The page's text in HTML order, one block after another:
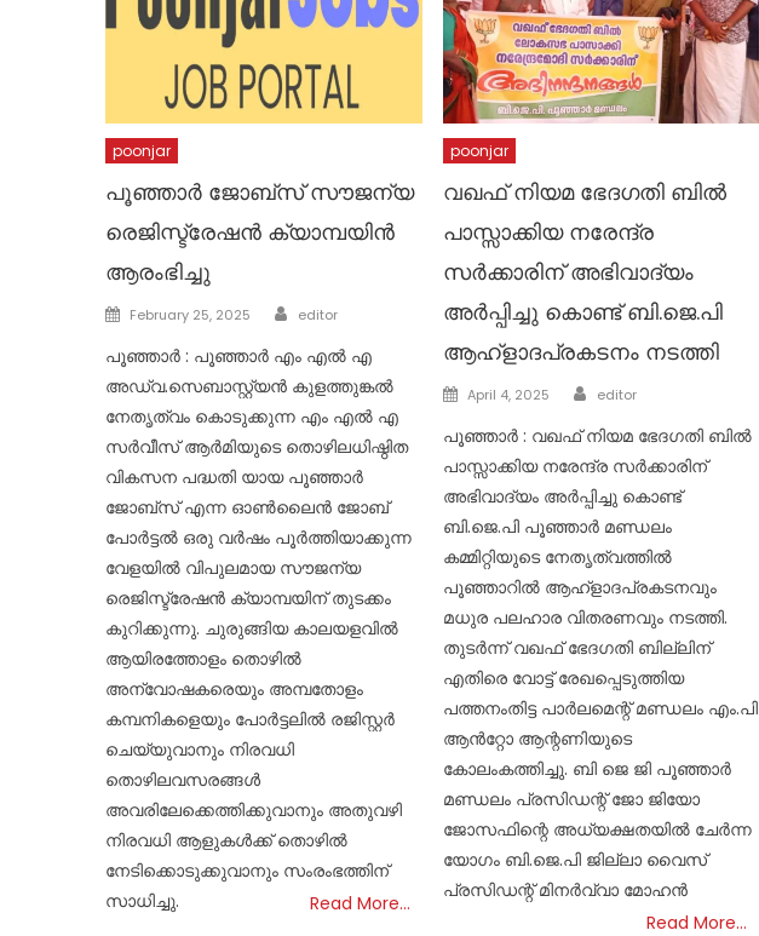
poonjar
പൂഞ്ഞാർ ജോബ്സ് സൗജന്യ
രെജിസ്ട്രേഷൻ ക്യാമ്പയിൻ
ആരംഭിച്ചു
Posted
February 25, 2025 Author
editor
പൂഞ്ഞാർ : പൂഞ്ഞാർ എം എൽ എ
അഡ്വ.സെബാസ്റ്റ്യൻ കുളത്തുങ്കൽ
നേതൃത്വം കൊടുക്കുന്ന എം എൽ എ
സർവീസ് ആർമിയുടെ തൊഴിലധിഷ്ഠിത
വികസന പദ്ധതി യായ പൂഞ്ഞാർ
ജോബ്സ് എന്ന ഓൺലൈൻ ജോബ്
പോർട്ടൽ ഒരു വർഷം പൂർത്തിയാക്കുന്ന
വേളയിൽ വിപുലമായ സൗജന്യ
രെജിസ്ട്രേഷൻ ക്യാമ്പയിന് തുടക്കം
കുറിക്കുന്നു. ചുരുങ്ങിയ കാലയളവിൽ
ആയിരത്തോളം തൊഴിൽ
അന്വോഷകരെയും അമ്പതോളം
കമ്പനികളെയും പോർട്ടലിൽ രജിസ്റ്റർ
ചെയ്യുവാനും നിരവധി
തൊഴിലവസരങ്ങൾ
അവരിലേക്കെത്തിക്കുവാനും അതുവഴി
നിരവധി ആളുകൾക്ക് തൊഴിൽ
നേടിക്കൊടുക്കുവാനും സംരംഭത്തിന്
സാധിച്ചു.
Read More…
poonjar
വഖഫ് നിയമ ഭേദഗതി ബിൽ
പാസ്സാക്കിയ നരേന്ദ്ര
സർക്കാരിന് അഭിവാദ്യം
അർപ്പിച്ചു കൊണ്ട് ബി.ജെ.പി
ആഹ്ളാദപ്രകടനം നടത്തി
Posted
April 4, 2025 Author
editor
പൂഞ്ഞാർ : വഖഫ് നിയമ ഭേദഗതി ബിൽ
പാസ്സാക്കിയ നരേന്ദ്ര സർക്കാരിന്
അഭിവാദ്യം അർപ്പിച്ചു കൊണ്ട്
ബി.ജെ.പി പൂഞ്ഞാർ മണ്ഡലം
കമ്മിറ്റിയുടെ നേതൃത്വത്തിൽ
പൂഞ്ഞാറിൽ ആഹ്ളാദപ്രകടനവും
മധുര പലഹാര വിതരണവും നടത്തി.
തുടർന്ന് വഖഫ് ഭേദഗതി ബില്ലിന്
എതിരെ വോട്ട് രേഖപ്പെടുത്തിയ
പത്തനംതിട്ട പാർലമെന്റ് മണ്ഡലം എം.പി
ആൻറ്റോ ആന്റണിയുടെ
കോലംകത്തിച്ചു. ബി ജെ ജി പൂഞ്ഞാർ
മണ്ഡലം പ്രസിഡന്റ് ജോ ജിയോ
ജോസഫിന്റെ അധ്യക്ഷതയിൽ ചേർന്ന
യോഗം ബി.ജെ.പി ജില്ലാ വൈസ്
പ്രസിഡന്റ് മിനർവ്വാ മോഹൻ
Read More…